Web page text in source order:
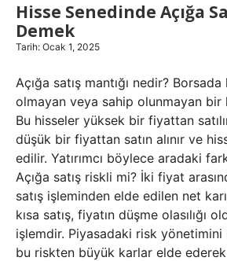
Hisse Senedinde Açığa
Demek
Tarih: Ocak 1, 2025
Açığa satış mantığı nedir? Borsada
olmayan veya sahip olunmayan bir
Bu hisseler yüksek bir fiyattan
düşük bir fiyattan satın alınır ve
edilir. Yatırımcı böylece aradaki
Açığa satış riskli mi? İki fiyat
satış işleminden elde edilen net
kısa satış, fiyatın düşme olasılığı
işlemdir. Piyasadaki risk yönetimini
bu riskten büyük karlar elde ederek